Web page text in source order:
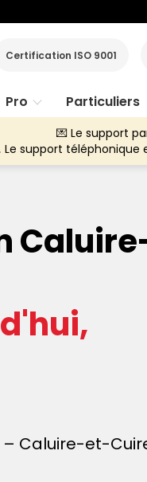
Certification ISO 9001
Pro Particuliers
💌 Le support
Le support téléphonique
– Caluire-et-